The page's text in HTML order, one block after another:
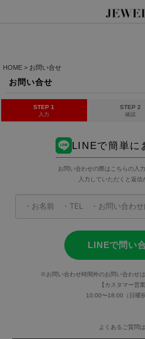
HOME > お問い合せ
お問い合せ
STEP 1
入力
STEP 2
確認
LINEで簡単に
お問い合わせの際はこちらの入
入力していただくと返信
LINEで問い
※お問い合わせ時間外のお問い合わせ
【カスタマー営
10:00〜18:00（日曜
よくあるご質問